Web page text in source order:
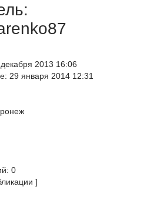
2013 16:06
29 января 2014 12:31
0
]